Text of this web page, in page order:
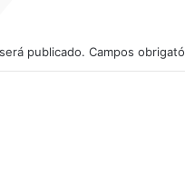
publicado. Campos